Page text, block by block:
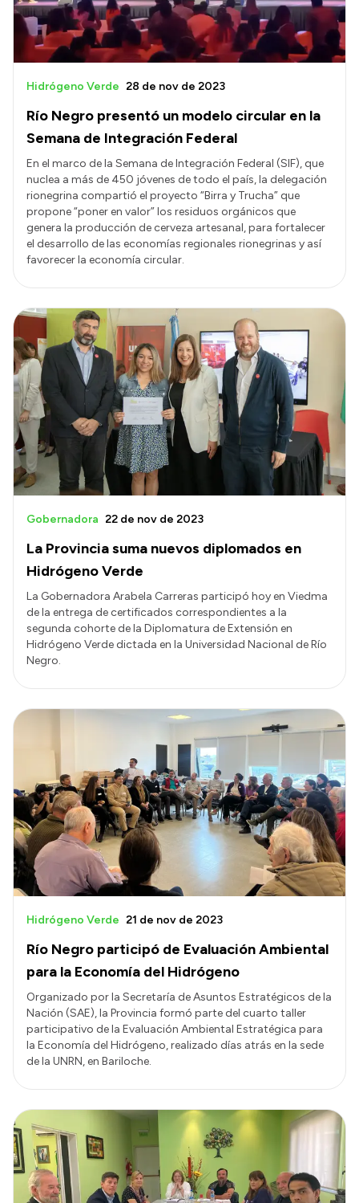
Río Negro presentó un modelo circular en la
Semana de Integración Federal
Hidrógeno Verde 28 de nov de 2023
En el marco de la Semana de Integración Federal (SIF), que
nuclea a más de 450 jóvenes de todo el país, la delegación
rionegrina compartió el proyecto “Birra y Trucha” que
propone “poner en valor” los residuos orgánicos que
genera la producción de cerveza artesanal, para fortalecer
el desarrollo de las economías regionales rionegrinas y así
favorecer la economía circular.
La Provincia suma nuevos diplomados en
Hidrógeno Verde
Gobernadora 22 de nov de 2023
La Gobernadora Arabela Carreras participó hoy en Viedma
de la entrega de certificados correspondientes a la
segunda cohorte de la Diplomatura de Extensión en
Hidrógeno Verde dictada en la Universidad Nacional de Río
Negro.
Río Negro participó de Evaluación Ambiental
para la Economía del Hidrógeno
Hidrógeno Verde 21 de nov de 2023
Organizado por la Secretaría de Asuntos Estratégicos de la
Nación (SAE), la Provincia formó parte del cuarto taller
participativo de la Evaluación Ambiental Estratégica para
la Economía del Hidrógeno, realizado días atrás en la sede
de la UNRN, en Bariloche.